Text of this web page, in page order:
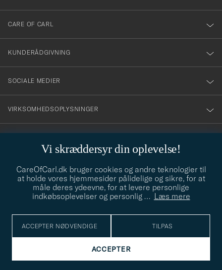
Vi skræddersyr din oplevelse!
CareOfCarl.dk bruger cookies og andre teknologier til
at holde vores hjemmesider pålidelige og sikre, for at
måle deres ydeevne, for at levere personlige
indkøbsoplevelser og personlig … Læs mere
ACCEPTER NØDVENDIGE TILPAS
ACCEPTER
dig
till
vårt
nyhetsbrev!
CARE OF CARL
KUNDERÅDGIVNING
SOCIALE MEDIER
VIRKSOMHEDSOPLYSNINGER
info@careofcarl.dk
Behøver du hjælp til at finde din stil? Lad os hjælpe dig, vi hjælper
gerne til!
STILRÅD